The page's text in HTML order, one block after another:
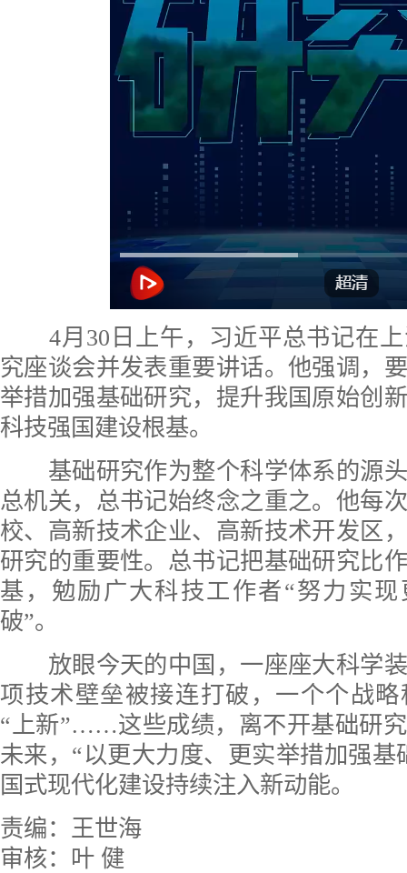
4月30日上午，习近平总书记在
究座谈会并发表重要讲话。他强调，
举措加强基础研究，提升我国原始创
科技强国建设根基。
基础研究作为整个科学体系的源头
总机关，总书记始终念之重之。他每
校、高新技术企业、高新技术开发区
研究的重要性。总书记把基础研究比
基，勉励广大科技工作者“努力实现
破”。
放眼今天的中国，一座座大科学装
项技术壁垒被接连打破，一个个战
“上新”……这些成绩，离不开基础研
未来，“以更大力度、更实举措加强基
国式现代化建设持续注入新动能。
责编：王世海
审核：叶 健